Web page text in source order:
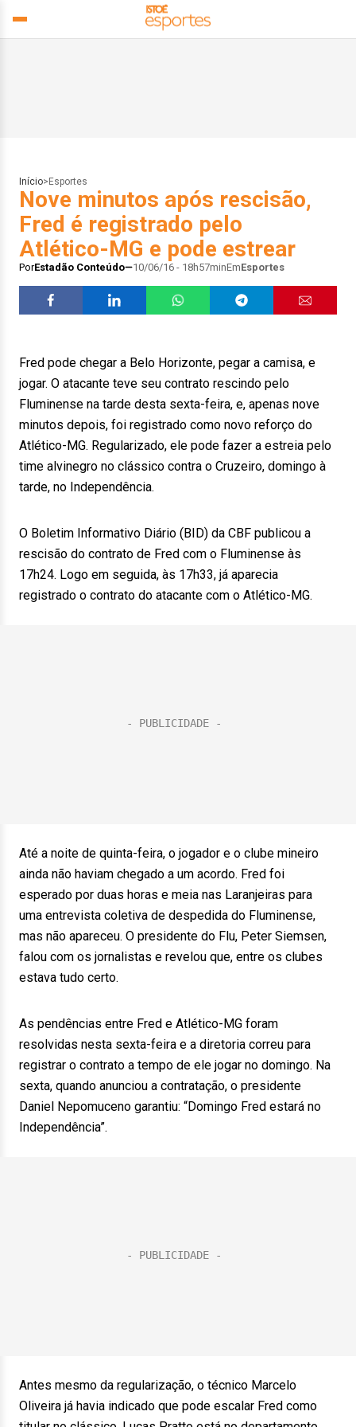
Início> Esportes
Nove minutos após rescisão,
Fred é registrado pelo
Atlético-MG e pode estrear
PorEstadão Conteúdo 10/06/16 - 18h57minEmEsportes
Fred pode chegar a Belo Horizonte, pegar a camisa, e
jogar. O atacante teve seu contrato rescindo pelo
Fluminense na tarde desta sexta-feira, e, apenas nove
minutos depois, foi registrado como novo reforço do
Atlético-MG. Regularizado, ele pode fazer a estreia pelo
time alvinegro no clássico contra o Cruzeiro, domingo à
tarde, no Independência.
O Boletim Informativo Diário (BID) da CBF publicou a
rescisão do contrato de Fred com o Fluminense às
17h24. Logo em seguida, às 17h33, já aparecia
registrado o contrato do atacante com o Atlético-MG.
Até a noite de quinta-feira, o jogador e o clube mineiro
ainda não haviam chegado a um acordo. Fred foi
esperado por duas horas e meia nas Laranjeiras para
uma entrevista coletiva de despedida do Fluminense,
mas não apareceu. O presidente do Flu, Peter Siemsen,
falou com os jornalistas e revelou que, entre os clubes
estava tudo certo.
As pendências entre Fred e Atlético-MG foram
resolvidas nesta sexta-feira e a diretoria correu para
registrar o contrato a tempo de ele jogar no domingo. Na
sexta, quando anunciou a contratação, o presidente
Daniel Nepomuceno garantiu: “Domingo Fred estará no
Independência”.
Antes mesmo da regularização, o técnico Marcelo
Oliveira já havia indicado que pode escalar Fred como